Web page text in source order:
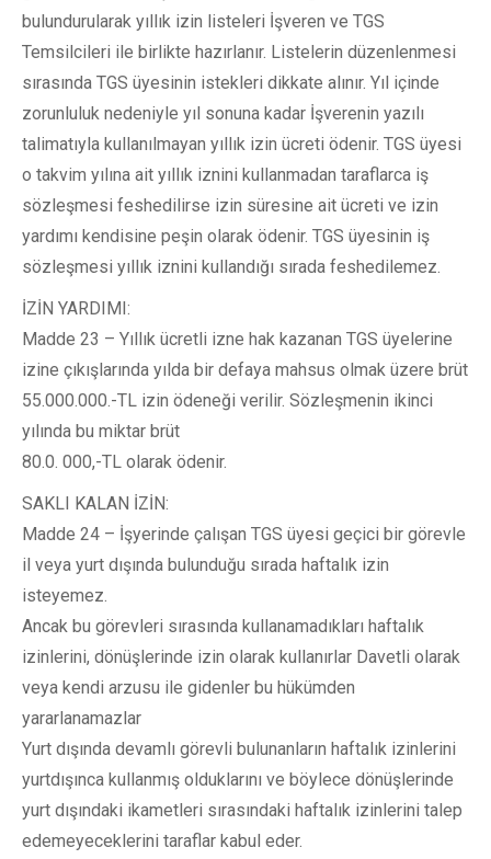
bulundurularak yıllık izin listeleri İşveren ve TGS
Temsilcileri ile birlikte hazırlanır. Listelerin düzenlenmesi
sırasında TGS üyesinin istekleri dikkate alınır. Yıl içinde
zorunluluk nedeniyle yıl sonuna kadar İşverenin yazılı
talimatıyla kullanılmayan yıllık izin ücreti ödenir. TGS üyesi
o takvim yılına ait yıllık iznini kullanmadan taraflarca iş
sözleşmesi feshedilirse izin süresine ait ücreti ve izin
yardımı kendisine peşin olarak ödenir. TGS üyesinin iş
sözleşmesi yıllık iznini kullandığı sırada feshedilemez.
İZİN YARDIMI:
Madde 23 – Yıllık ücretli izne hak kazanan TGS üyelerine
izine çıkışlarında yılda bir defaya mahsus olmak üzere brüt
55.000.000.-TL izin ödeneği verilir. Sözleşmenin ikinci
yılında bu miktar brüt
80.0. 000,-TL olarak ödenir.
SAKLI KALAN İZİN:
Madde 24 – İşyerinde çalışan TGS üyesi geçici bir görevle
il veya yurt dışında bulunduğu sırada haftalık izin
isteyemez.
Ancak bu görevleri sırasında kullanamadıkları haftalık
izinlerini, dönüşlerinde izin olarak kullanırlar Davetli olarak
veya kendi arzusu ile gidenler bu hükümden
yararlanamazlar
Yurt dışında devamlı görevli bulunanların haftalık izinlerini
yurtdışınca kullanmış olduklarını ve böylece dönüşlerinde
yurt dışındaki ikametleri sırasındaki haftalık izinlerini talep
edemeyeceklerini taraflar kabul eder.